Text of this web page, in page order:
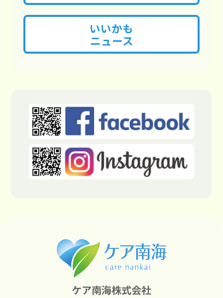
いいかも
ニュース
ケア南海株式会社